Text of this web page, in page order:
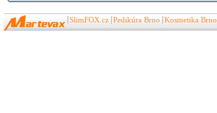
SlimFOX.cz Pedikúra Brno Kosmetika Brno